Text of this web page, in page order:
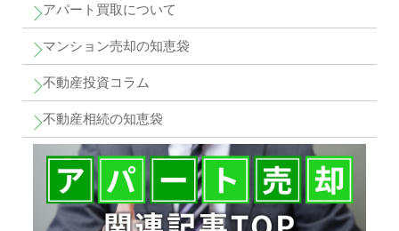
アパート買取について
マンション売却の知恵袋
不動産投資コラム
不動産相続の知恵袋